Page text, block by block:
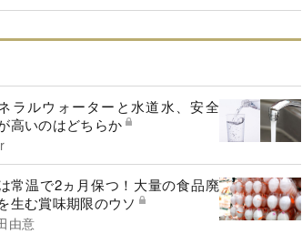
ラルウォーターと水道水、安全
高いのはどちらか
常温で2ヵ月保つ！大量の食品廃
生む賞味期限のウソ
由意